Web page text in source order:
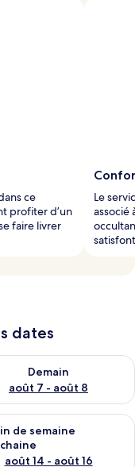
ce
profiter d’un
faire livrer
Le
associé
dates
6 - août 7
Demain
août 7 - août 8
la disponibilité pour
semaine août 7 -
de semaine
août 14 - août 16
la disponibilité pour